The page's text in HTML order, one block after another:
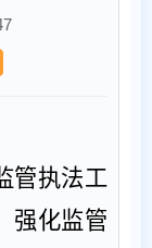
管执法工
强化监管